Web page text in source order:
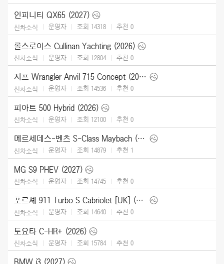
인피니티 QX65 (2027)
신차소식 운영자 조회 14318 추천 0
롤스로이스 Cullinan Yachting (2026)
신차소식 운영자 조회 12804 추천 0
지프 Wrangler Anvil 715 Concept (2026)
신차소식 운영자 조회 14536 추천 0
피아트 500 Hybrid (2026)
신차소식 운영자 조회 12100 추천 0
메르세데스-벤츠 S-Class Maybach (2027)
신차소식 운영자 조회 14879 추천 1
MG S9 PHEV (2027)
신차소식 운영자 조회 14745 추천 0
포르셰 911 Turbo S Cabriolet [UK] (2026)
신차소식 운영자 조회 14640 추천 0
토요타 C-HR+ (2026)
신차소식 운영자 조회 15784 추천 0
BMW i3 (2027)